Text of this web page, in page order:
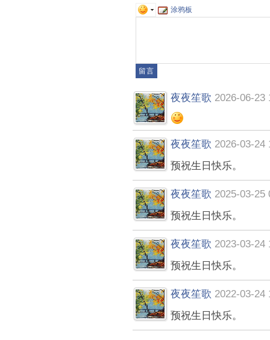
涂鸦板
夜夜笙歌 2026-06-23
夜夜笙歌 2026-03-24
预祝生日快乐。
夜夜笙歌 2025-03-25
预祝生日快乐。
夜夜笙歌 2023-03-24
预祝生日快乐。
夜夜笙歌 2022-03-24
预祝生日快乐。